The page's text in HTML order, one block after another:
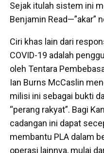
Sejak itulah sistem ini
Benjamin Read—”akar”
Ciri khas lain dari
COVID-19 adalah
oleh Tentara
Ian Burns McCaslin
milisi ini sebagai bukti
“perang rakyat”. Bagi
cadangan ini dapat
membantu PLA dalam
operasi lainnya, mulai